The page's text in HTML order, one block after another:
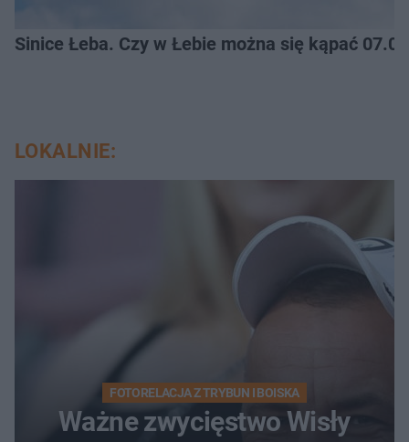
Sinice Łeba. Czy w Łebie można się kąpać
LOKALNIE:
FOTORELACJA Z TRYBUN I BOISKA
Ważne zwycięstwo Wisły